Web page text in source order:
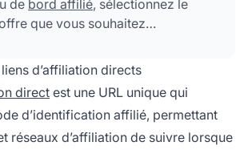
de bord affilié, sélectionnez le
que vous souhaitez
votre identifiant affilié. Ce
de toucher des commissions
cliquent et réalisent les
d’affiliation directs
direct est une URL unique qui
d’identification affilié, permettant
réseaux d’affiliation de suivre lorsque